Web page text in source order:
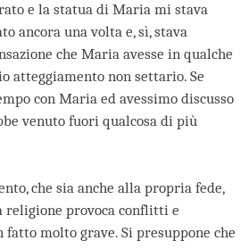
e la statua di Maria mi stava
ancora una volta e, sì, stava
che Maria avesse in qualche
atteggiamento non settario. Se
con Maria ed avessimo discusso
venuto fuori qualcosa di più
che sia anche alla propria fede,
religione provoca conflitti e
molto grave. Si presuppone che